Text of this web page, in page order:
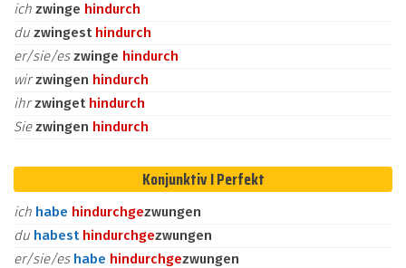
ich zwinge hindurch
du zwingest hindurch
er/sie/eszwinge hindurch
wirzwingen hindurch
ihrzwinget hindurch
Siezwingen hindurch
Konjunktiv I Perfekt
ich habe hindurchgezwungen
du habest hindurchgezwungen
er/sie/es habe hindurchgezwungen